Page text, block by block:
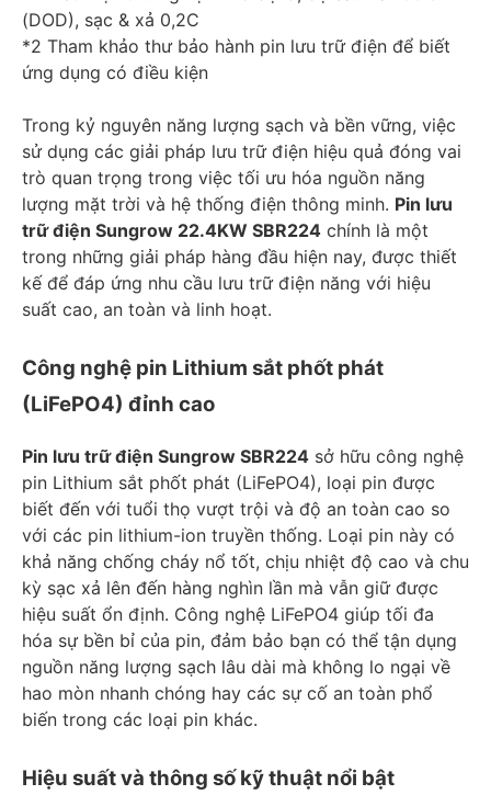
(DOD), sạc & xả 0,2C
*2 Tham khảo thư bảo hành pin lưu trữ điện để biết
ứng dụng có điều kiện
Trong kỷ nguyên năng lượng sạch và bền vững, việc
sử dụng các giải pháp lưu trữ điện hiệu quả đóng vai
trò quan trọng trong việc tối ưu hóa nguồn năng
lượng mặt trời và hệ thống điện thông minh. Pin lưu
trữ điện Sungrow 22.4KW SBR224 chính là một
trong những giải pháp hàng đầu hiện nay, được thiết
kế để đáp ứng nhu cầu lưu trữ điện năng với hiệu
suất cao, an toàn và linh hoạt.
Công nghệ pin Lithium sắt phốt phát
(LiFePO4) đỉnh cao
Pin lưu trữ điện Sungrow SBR224 sở hữu công nghệ
pin Lithium sắt phốt phát (LiFePO4), loại pin được
biết đến với tuổi thọ vượt trội và độ an toàn cao so
với các pin lithium-ion truyền thống. Loại pin này có
khả năng chống cháy nổ tốt, chịu nhiệt độ cao và chu
kỳ sạc xả lên đến hàng nghìn lần mà vẫn giữ được
hiệu suất ổn định. Công nghệ LiFePO4 giúp tối đa
hóa sự bền bỉ của pin, đảm bảo bạn có thể tận dụng
nguồn năng lượng sạch lâu dài mà không lo ngại về
hao mòn nhanh chóng hay các sự cố an toàn phổ
biến trong các loại pin khác.
Hiệu suất và thông số kỹ thuật nổi bật